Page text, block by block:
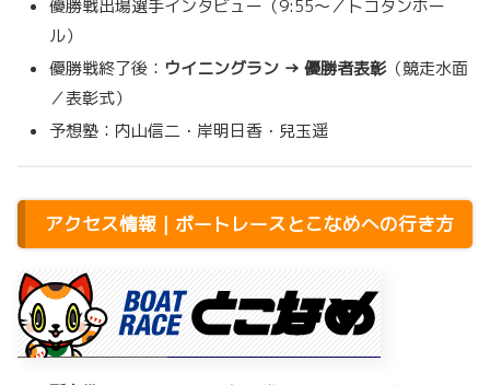
優勝戦出場選手インタビュー（9:55～／トコタンホー
ル）
優勝戦終了後： ウイニングラン → 優勝者表彰 （競走水面
／表彰式）
予想塾：内山信二・岸明日香・兒玉遥
アクセス情報｜ボートレースとこなめへの行き方